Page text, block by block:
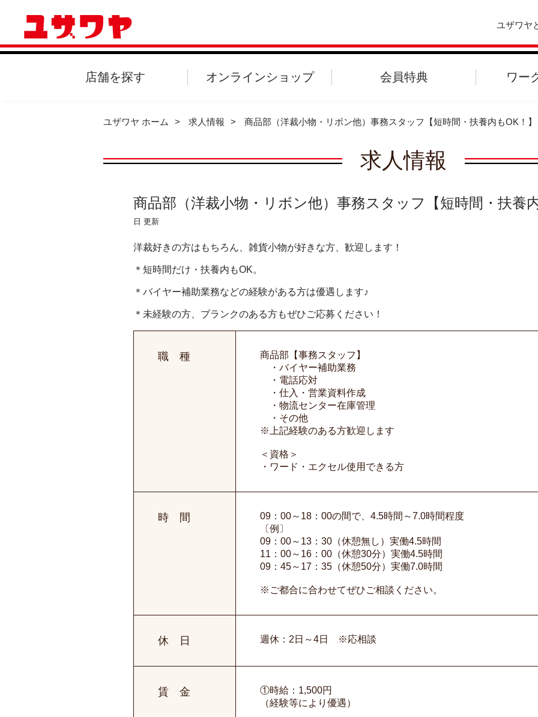
ユザワヤ
店舗を探す オンラインショップ 会員特典 ワー
ユザワヤ ホーム 求人情報 商品部（洋裁小物・リボン他）事務スタッフ【短時間・扶養内もOK！】
求人情報
商品部（洋裁小物・リボン他）事務スタッフ【短時間・扶養
日 更新
洋裁好きの方はもちろん、雑貨小物が好きな方、歓迎します！
＊短時間だけ・扶養内もOK。
＊バイヤー補助業務などの経験がある方は優遇します♪
＊未経験の方、ブランクのある方もぜひご応募ください！
職 種
商品部【事務スタッフ】
・バイヤー補助業務
・電話応対
・仕入・営業資料作成
・物流センター在庫管理
・その他
※上記経験のある方歓迎します
＜資格＞
・ワード・エクセル使用できる方
時 間
09：00～18：00の間で、4.5時間～7.0時間程度
〔例〕
09：00～13：30（休憩無し）実働4.5時間
11：00～16：00（休憩30分）実働4.5時間
09：45～17：35（休憩50分）実働7.0時間
※ご都合に合わせてぜひご相談ください。
休 日 週休：2日～4日 ※応相談
賃 金
①時給：1,500円
（経験等により優遇）